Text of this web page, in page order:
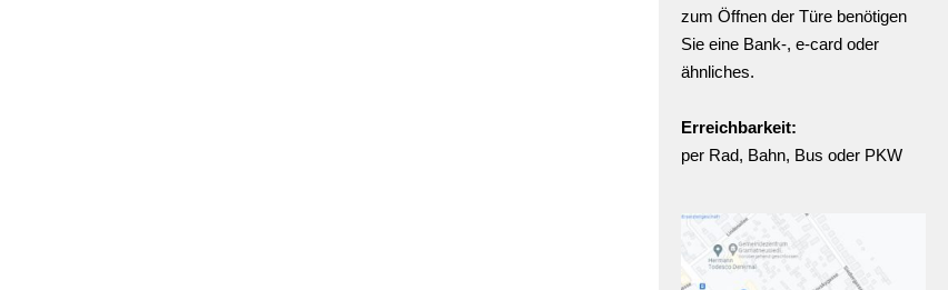
zum Öffnen der Türe benötigen
Sie eine Bank-, e-card oder
ähnliches.
Erreichbarkeit:
per Rad, Bahn, Bus oder PKW